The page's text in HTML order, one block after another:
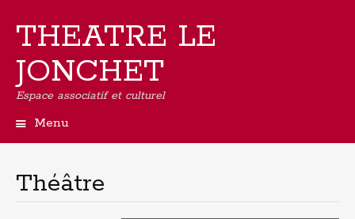
THEATRE LE
JONCHET
Espace associatif et culturel
Menu
contenu
principal
Théâtre